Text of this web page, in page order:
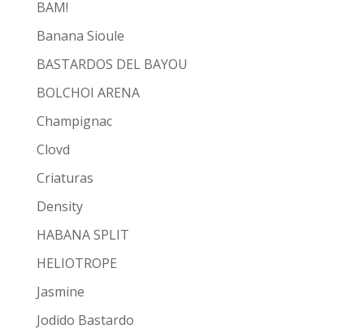
BAM!
Banana Sioule
BASTARDOS DEL BAYOU
BOLCHOI ARENA
Champignac
Clovd
Criaturas
Density
HABANA SPLIT
HELIOTROPE
Jasmine
Jodido Bastardo